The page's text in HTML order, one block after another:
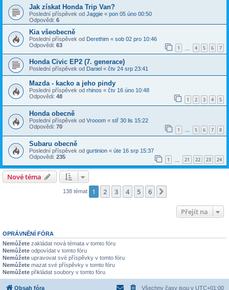
Jak získat Honda Trip Van?
Poslední příspěvek od Jaggie « pon 05 úno 00:50
Odpovědi: 6
Kia všeobecně
Poslední příspěvek od Derethim « sob 02 pro 10:46
Odpovědi: 63 1 4 5 6 7
Honda Civic EP2 (7. generace)
Poslední příspěvek od Daniel « čtv 24 srp 23:41
Mazda - kacko a jeho pindy
Poslední příspěvek od rhinos « čtv 16 úno 10:48
Odpovědi: 48 1 2 3 4 5
Honda obecně
Poslední příspěvek od Vrooom « stř 30 lis 15:22
Odpovědi: 70 1 … 5 6 7 8
Subaru obecně
Poslední příspěvek od gurtinion « úte 16 srp 15:37
Odpovědi: 235 1 21 22 23 24
Nové téma
138 témat 1 2 3 4 5 6
Přejít na
OPRÁVNĚNÍ FÓRA
Nemůžete zakládat nová témata v tomto fóru
Nemůžete odpovídat v tomto fóru
Nemůžete upravovat své příspěvky v tomto fóru
Nemůžete mazat své příspěvky v tomto fóru
Nemůžete přikládat soubory v tomto fóru
Obsah fóra Všechny časy jsou v UTC+01:00